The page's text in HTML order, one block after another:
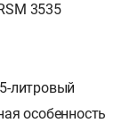
3535
литровый
особенность